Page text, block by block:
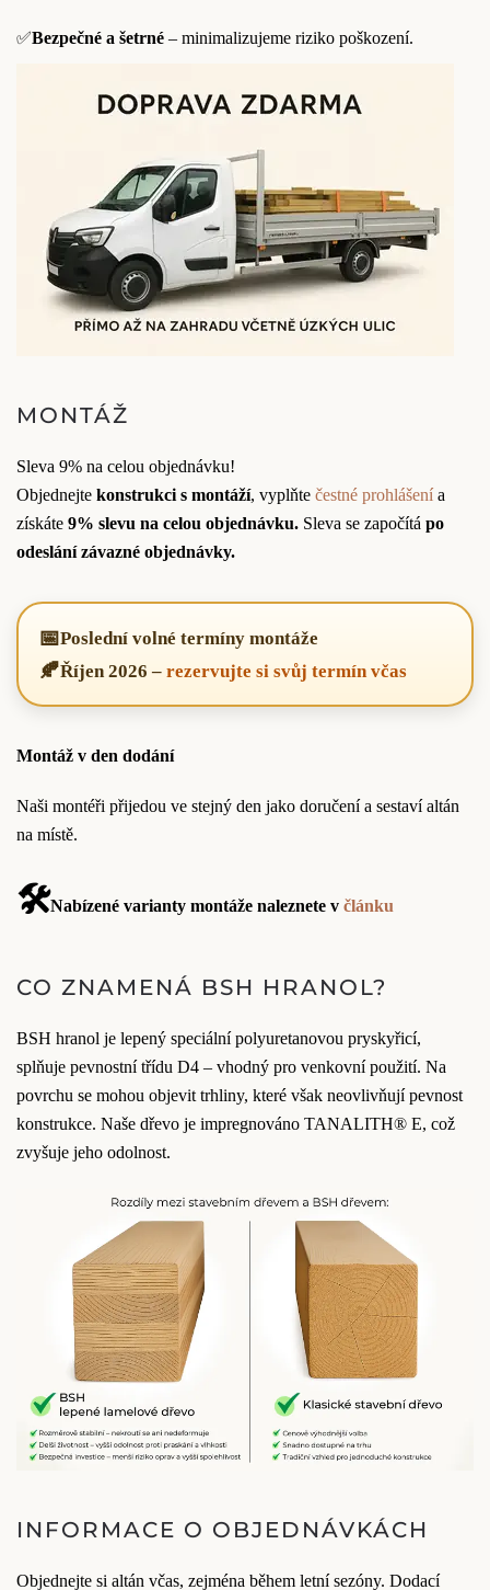
✅Bezpečné a šetrné – minimalizujeme riziko poškození.
MONTÁŽ
Sleva 9% na celou objednávku!
Objednejte konstrukci s montáží, vyplňte čestné prohlášenía
získáte 9% slevu na celou objednávku. Sleva se započítá po
odeslání závazné objednávky.
📅Poslední volné termíny montáže
🍂Říjen 2026 – rezervujte si svůj termín včas
Montáž v den dodání
Naši montéři přijedou ve stejný den jako doručení a sestaví altán
na místě.
🛠️Nabízené varianty montáže naleznete v článku
CO ZNAMENÁ BSH HRANOL?
BSH hranol je lepený speciální polyuretanovou pryskyřicí,
splňuje pevnostní třídu D4 – vhodný pro venkovní použití. Na
povrchu se mohou objevit trhliny, které však neovlivňují pevnost
konstrukce. Naše dřevo je impregnováno TANALITH® E, což
zvyšuje jeho odolnost.
INFORMACE O OBJEDNÁVKÁCH
Objednejte si altán včas, zejména během letní sezóny. Dodací